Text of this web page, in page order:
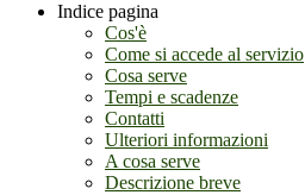
Indice pagina
Cos'è
Come si accede al servizio
Cosa serve
Tempi e scadenze
Contatti
Ulteriori informazioni
A cosa serve
Descrizione breve